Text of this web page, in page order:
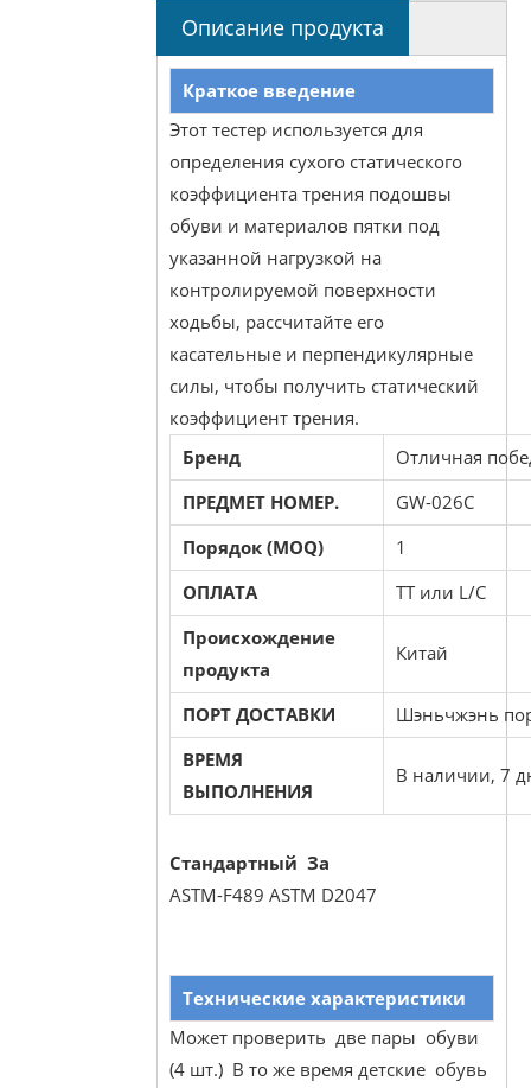
Описание продукта
Краткое введение
Этот тестер используется для
определения сухого статического
коэффициента трения подошвы
обуви и материалов пятки под
указанной нагрузкой на
контролируемой поверхности
ходьбы, рассчитайте его
касательные и перпендикулярные
силы, чтобы получить статический
коэффициент трения.
Бренд
Отличная
ПРЕДМЕТ НОМЕР.
GW-026C
Порядок (MOQ)
1
ОПЛАТА
TT или L/C
Происхождение
продукта
Китай
ПОРТ ДОСТАВКИ
Шэньчжэнь
ВРЕМЯ
ВЫПОЛНЕНИЯ
В наличии, 7
Стандартный За
ASTM-F489 ASTM D2047
Технические характеристики
Может проверить две пары обуви
(4 шт.) В то же время детские обувь